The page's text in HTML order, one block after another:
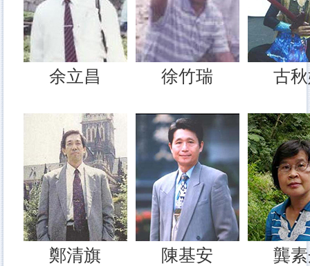
余立昌 徐竹瑞 古
鄭清旗 陳基安 龔